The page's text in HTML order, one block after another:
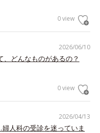
0 view
2026/06/10
、どんなものがあるの？
0 view
2026/04/13
人科の受診を迷っていま